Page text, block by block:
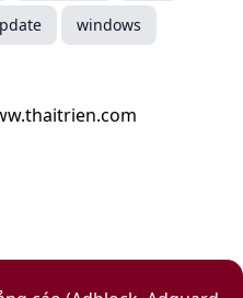
windows